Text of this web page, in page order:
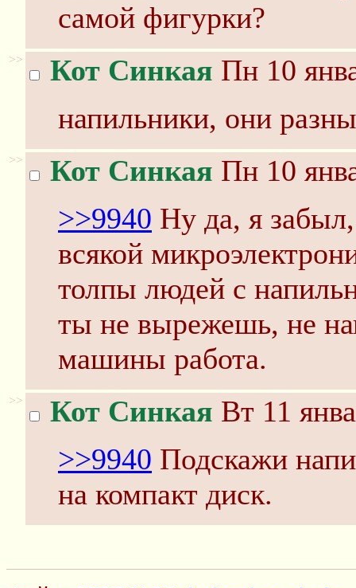
самой фигурки?
>> Кот Синкая Пн 10
напильники, они
>> Кот Синкая Пн 10
>>9940 Ну да, я
всякой
толпы людей с
ты не вырежешь, не
машины работа.
>> Кот Синкая Вт 11
>>9940 Подскажи
на компакт диск.